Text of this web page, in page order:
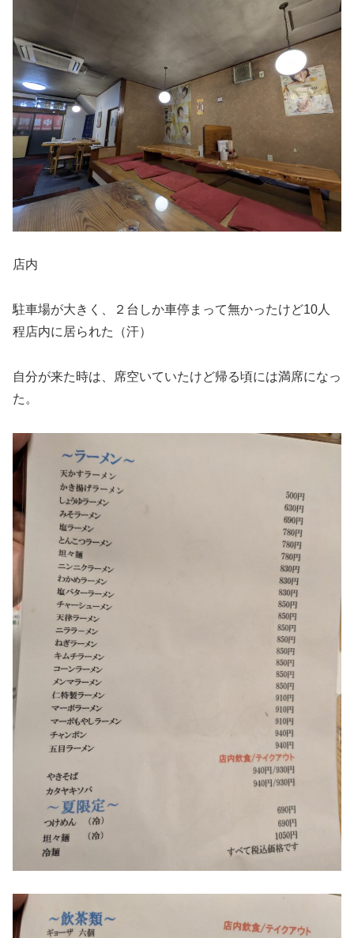
店内
駐車場が大きく、２台しか車停まって無かったけど10人
程店内に居られた（汗）
自分が来た時は、席空いていたけど帰る頃には満席になっ
た。